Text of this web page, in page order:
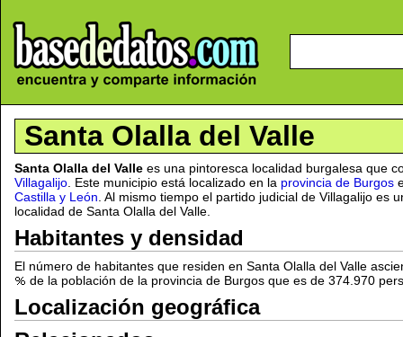
Santa Olalla del Valle
Santa Olalla del Valle es una pintoresca localidad burgalesa que
Villagalijo . Este municipio está localizado en la provincia de Burgos
Castilla y León . Al mismo tiempo el partido judicial de Villagalijo es
localidad de Santa Olalla del Valle.
Habitantes y densidad
El número de habitantes que residen en Santa Olalla del Valle
de la población de la provincia de Burgos que es de 374.970
Localización geográfica